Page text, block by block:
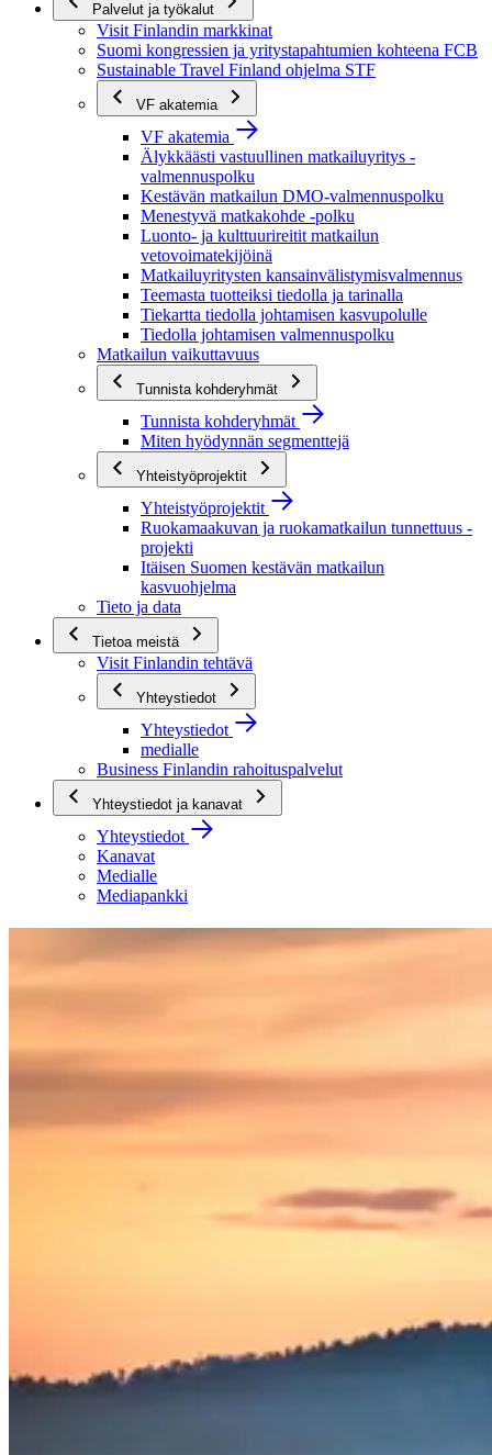
Palvelut ja työkalut
Visit Finlandin markkinat
Suomi kongressien ja yritystapahtumien kohteena FCB
Sustainable Travel Finland ohjelma STF
VF akatemia
VF akatemia
Älykkäästi vastuullinen matkailuyritys -
valmennuspolku
Kestävän matkailun DMO-valmennuspolku
Menestyvä matkakohde -polku
Luonto- ja kulttuurireitit matkailun
vetovoimatekijöinä
Matkailuyritysten kansainvälistymisvalmennus
Teemasta tuotteiksi tiedolla ja tarinalla
Tiekartta tiedolla johtamisen kasvupolulle
Tiedolla johtamisen valmennuspolku
Matkailun vaikuttavuus
Tunnista kohderyhmät
Tunnista kohderyhmät
Miten hyödynnän segmenttejä
Yhteistyöprojektit
Yhteistyöprojektit
Ruokamaakuvan ja ruokamatkailun tunnettuus -
projekti
Itäisen Suomen kestävän matkailun
kasvuohjelma
Tieto ja data
Tietoa meistä
Visit Finlandin tehtävä
Yhteystiedot
Yhteystiedot
medialle
Business Finlandin rahoituspalvelut
Yhteystiedot ja kanavat
Yhteystiedot
Kanavat
Medialle
Mediapankki